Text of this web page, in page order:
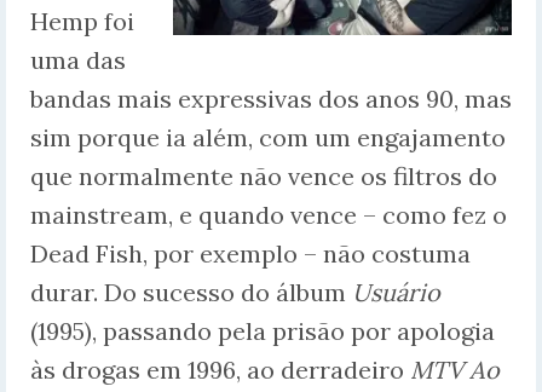
Hemp foi
uma das
bandas mais expressivas dos anos 90, mas
sim porque ia além, com um engajamento
que normalmente não vence os filtros do
mainstream, e quando vence – como fez o
Dead Fish, por exemplo – não costuma
durar. Do sucesso do álbum Usuário
(1995), passando pela prisão por apologia
às drogas em 1996, ao derradeiro MTV Ao